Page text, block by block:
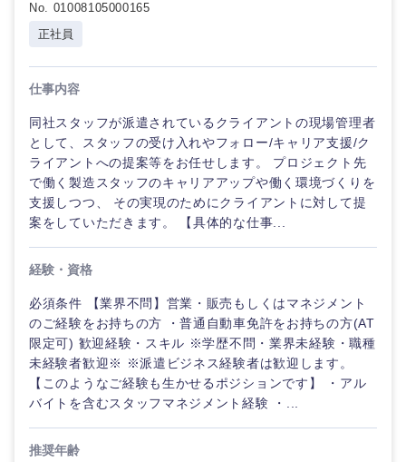
No. 01008105000165
正社員
仕事内容
同社スタッフが派遣されているクライアントの現場管理者
として、スタッフの受け入れやフォロー/キャリア支援/ク
ライアントへの提案等をお任せします。 プロジェクト先
で働く製造スタッフのキャリアアップや働く環境づくりを
支援しつつ、 その実現のためにクライアントに対して提
案をしていただきます。 【具体的な仕事...
経験・資格
必須条件 【業界不問】営業・販売もしくはマネジメント
のご経験をお持ちの方 ・普通自動車免許をお持ちの方(AT
限定可) 歓迎経験・スキル ※学歴不問・業界未経験・職種
未経験者歓迎※ ※派遣ビジネス経験者は歓迎します。
【このようなご経験も生かせるポジションです】 ・アル
バイトを含むスタッフマネジメント経験 ・...
推奨年齢